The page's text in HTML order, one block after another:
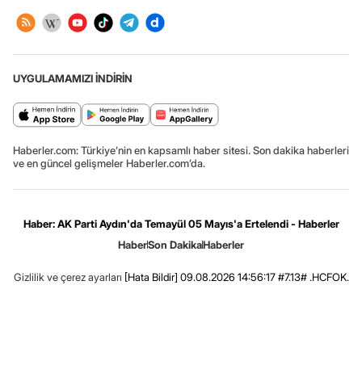
UYGULAMAMIZI İNDİRİN
Haberler.com: Türkiye’nin en kapsamlı haber sitesi. Son dakika haberleri
ve en güncel gelişmeler Haberler.com’da.
Haber: AK Parti Aydın'da Temayül 05 Mayıs'a Ertelendi - Haberler
HaberSon DakikaHaberler
Gizlilik ve çerez ayarları [Hata Bildir] 09.08.2026 14:56:17 #7.13# .HCFOK.